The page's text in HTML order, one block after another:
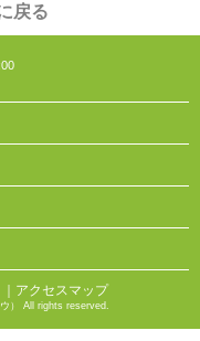
戻る
｜アクセスマップ
） All rights reserved.